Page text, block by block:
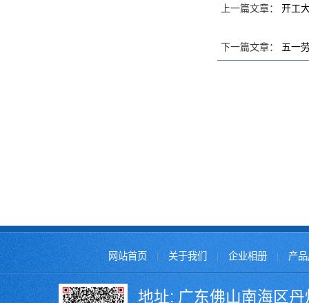
上一篇文章： 开工
下一篇文章： 五一
网站首页 | 关于我们 | 企业相册 | 产
地址: 广东佛山南海区